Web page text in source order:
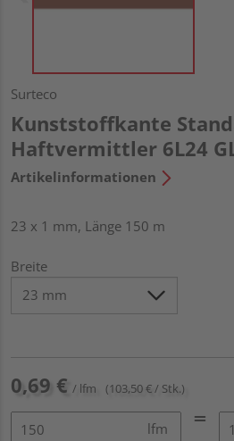
Surteco
Kunststoffkante
Haftvermittler 6L24
Artikelinformationen
23 x 1 mm, Länge 150 m
Breite
0,69 € / lfm (103,50 € / Stk.)
lfm